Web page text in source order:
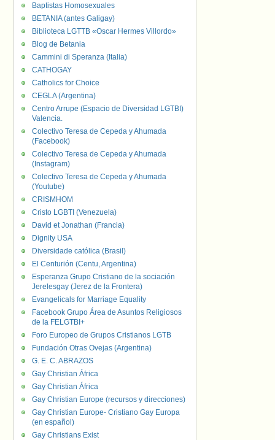
Baptistas Homosexuales
BETANIA (antes Galigay)
Biblioteca LGTTB «Oscar Hermes Villordo»
Blog de Betania
Cammini di Speranza (Italia)
CATHOGAY
Catholics for Choice
CEGLA (Argentina)
Centro Arrupe (Espacio de Diversidad LGTBI)
Valencia.
Colectivo Teresa de Cepeda y Ahumada
(Facebook)
Colectivo Teresa de Cepeda y Ahumada
(Instagram)
Colectivo Teresa de Cepeda y Ahumada
(Youtube)
CRISMHOM
Cristo LGBTI (Venezuela)
David et Jonathan (Francia)
Dignity USA
Diversidade católica (Brasil)
El Centurión (Centu, Argentina)
Esperanza Grupo Cristiano de la sociación
Jerelesgay (Jerez de la Frontera)
Evangelicals for Marriage Equality
Facebook Grupo Área de Asuntos Religiosos
de la FELGTBI+
Foro Europeo de Grupos Cristianos LGTB
Fundación Otras Ovejas (Argentina)
G. E. C. ABRAZOS
Gay Christian África
Gay Christian África
Gay Christian Europe (recursos y direcciones)
Gay Christian Europe- Cristiano Gay Europa
(en español)
Gay Christians Exist